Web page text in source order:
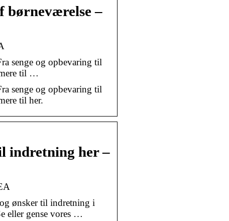
børneværelse –
senge og opbevaring til
til …
senge og opbevaring til
til her.
indretning her –
ønsker til indretning i
eller gense vores …